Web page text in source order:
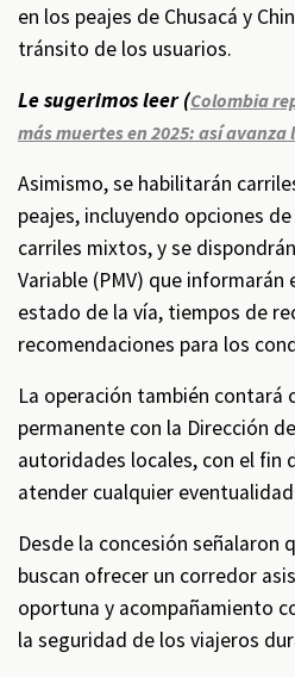
en los peajes de Chusacá y
tránsito de los usuarios.
Le sugerimos leer (Colombia
más muertes en 2025: así
Asimismo, se habilitarán
peajes, incluyendo opciones
carriles mixtos, y se
Variable (PMV) que
estado de la vía, tiempos de
recomendaciones para los
La operación también contará
permanente con la Dirección
autoridades locales, con el fin
atender cualquier
Desde la concesión señalaron
buscan ofrecer un corredor
oportuna y acompañamiento
la seguridad de los viajeros